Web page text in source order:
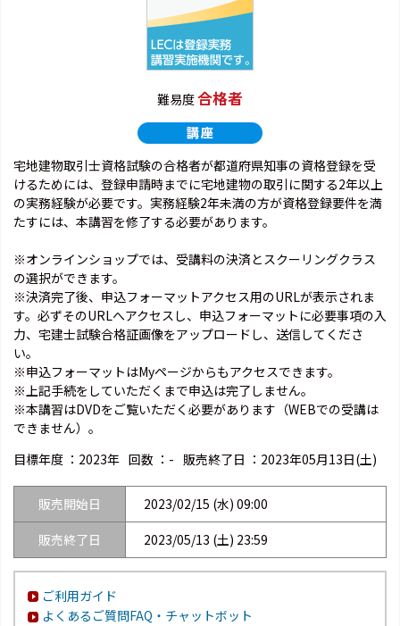
難易度合格者
宅地建物取引士資格試験の合格者が都道府県知事の資格登録を受
けるためには、登録申請時までに宅地建物の取引に関する2年以上
の実務経験が必要です。実務経験2年未満の方が資格登録要件を満
たすには、本講習を修了する必要があります。
※オンラインショップでは、受講料の決済とスクーリングクラス
の選択ができます。
※決済完了後、申込フォーマットアクセス用のURLが表示されま
す。必ずそのURLへアクセスし、申込フォーマットに必要事項の入
力、宅建士試験合格証画像をアップロードし、送信してくださ
い。
※申込フォーマットはMyページからもアクセスできます。
※上記手続をしていただくまで申込は完了しません。
※本講習はDVDをご覧いただく必要があります（WEBでの受講は
できません）。
目標年度 ： 2023年 回数 ： - 販売終了日 ： 2023年05月13日(土)
販売開始日
2023/02/15 (水) 09:00
販売終了日
2023/05/13 (土) 23:59
ご利用ガイド
よくあるご質問FAQ・チャットボット